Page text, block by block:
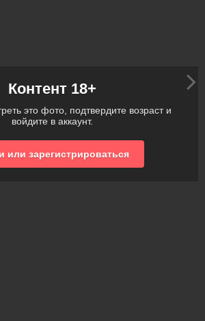
Контент 18+
это фото, подтвердите возраст и
войдите в аккаунт.
или зарегистрироваться